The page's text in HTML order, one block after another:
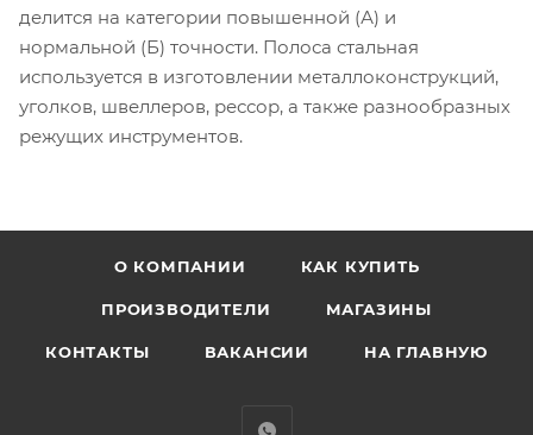
делится на категории повышенной (А) и
нормальной (Б) точности. Полоса стальная
используется в изготовлении металлоконструкций,
уголков, швеллеров, рессор, а также разнообразных
режущих инструментов.
О КОМПАНИИ КАК КУПИТЬ
ПРОИЗВОДИТЕЛИ МАГАЗИНЫ
КОНТАКТЫ ВАКАНСИИ НА ГЛАВНУЮ